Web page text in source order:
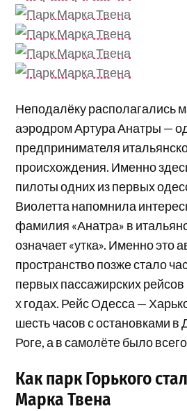
Неподалёку располагались
аэродром Артура Анатры —
предпринимателя
происхождения. Именно
пилоты одних из первых
Виолетта напомнила
фамилия «Анатра» в
означает «утка». Именно это
пространство позже стало
первых пассажирских
х годах. Рейс Одесса —
шесть часов с остановками
Роге, а в самолёте было
Как парк Горького
Марка Твена